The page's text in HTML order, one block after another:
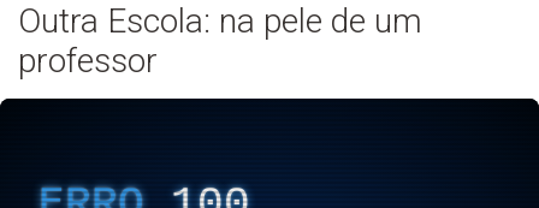
Outra Escola: na pele de um
professor